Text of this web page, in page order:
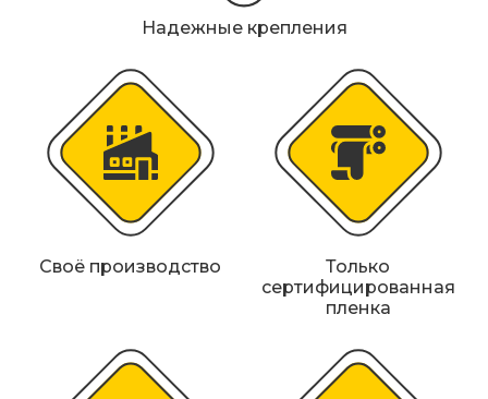
Светофоры
Светодиодные светофоры T7
Мобильные сигнальные строительные
ограждения
Материалы для дорожной разметки
Знаки магистральных газопроводов
Своё производство
Только
сертифицированная
пленка
Надежные крепления